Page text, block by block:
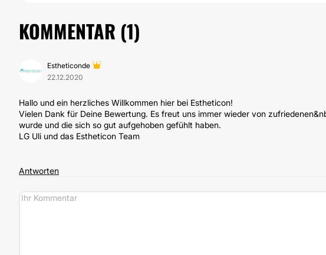
KOMMENTAR (1)
Estheticonde
22.12.2020
Hallo und ein herzliches Willkommen hier bei Estheticon!
Vielen Dank für Deine Bewertung. Es freut uns immer wieder von
wurde und die sich so gut aufgehoben gefühlt haben.
LG Uli und das Estheticon Team
Antworten